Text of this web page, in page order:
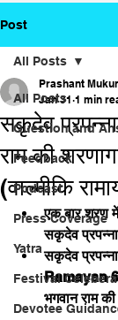
Post
All Posts
Question and
Feedback
Podcast
Press Coverage
Yatra
Festival
Devotee
All Posts
सकृदेव
राम की
(वाल्मीकि
Prashant
Jan 31 1 min
एक बार शरण
सकृदेव
सकृदेव
Ramayan
भगवान राम